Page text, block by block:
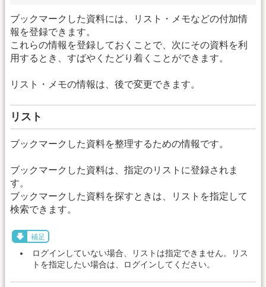
ブックマークした資料には、リスト・メモなどの付加情
報を登録できます。
これらの情報を登録しておくことで、次にその資料を利
用するとき、すばやくたどり着くことができます。
リスト・メモの情報は、後で変更できます。
リスト
ブックマークした資料を整理するための情報です。
ブックマークした資料は、指定のリストに登録されま
す。
ブックマークした資料を探すときは、リストを指定して
検索できます。
補足
ログインしていない場合、リストは指定できません。リス
トを指定したい場合は、ログインしてください。